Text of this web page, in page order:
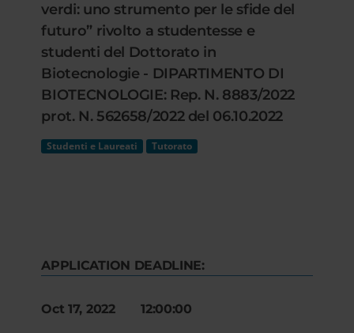
verdi: uno strumento per le sfide del
futuro” rivolto a studentesse e
studenti del Dottorato in
Biotecnologie - DIPARTIMENTO DI
BIOTECNOLOGIE: Rep. N. 8883/2022
prot. N. 562658/2022 del 06.10.2022
Studenti e Laureati Tutorato
APPLICATION DEADLINE:
Oct 17, 2022 12:00:00